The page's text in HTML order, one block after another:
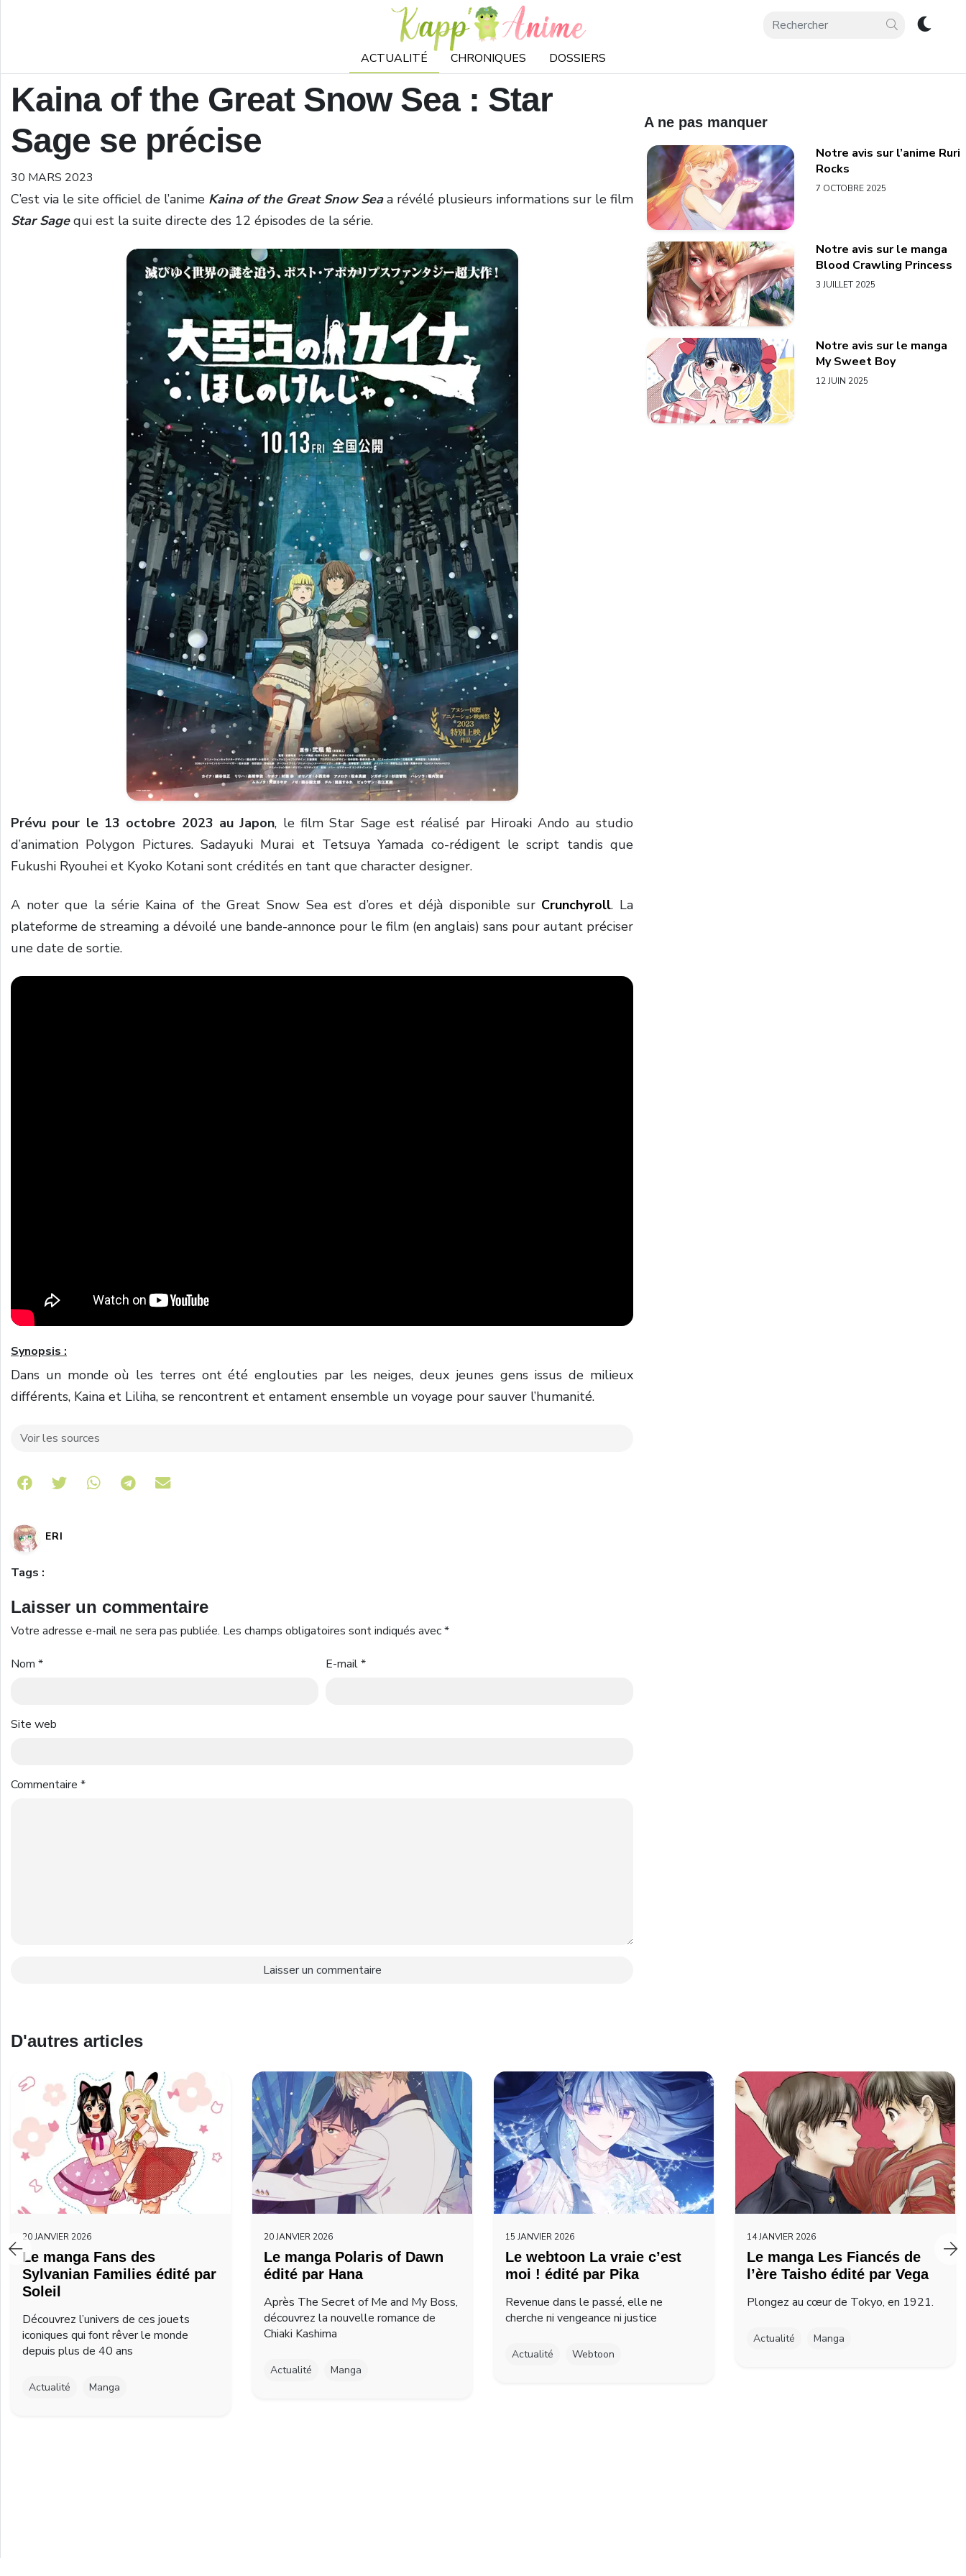
ACTUALITÉ CHRONIQUES DOSSIERS
Kaina of the Great Snow Sea : Star
Sage se précise
30 MARS 2023
C’est via le site officiel de l’anime Kaina of the Great Snow Sea a révélé plusieurs informations sur le film
Star Sage qui est la suite directe des 12 épisodes de la série.
Prévu pour le 13 octobre 2023 au Japon, le film Star Sage est réalisé par Hiroaki Ando au studio
d’animation Polygon Pictures. Sadayuki Murai et Tetsuya Yamada co-rédigent le script tandis que
Fukushi Ryouhei et Kyoko Kotani sont crédités en tant que character designer.
A noter que la série Kaina of the Great Snow Sea est d’ores et déjà disponible sur Crunchyroll. La
plateforme de streaming a dévoilé une bande-annonce pour le film (en anglais) sans pour autant préciser
une date de sortie.
Synopsis :
Dans un monde où les terres ont été englouties par les neiges, deux jeunes gens issus de milieux
différents, Kaina et Liliha, se rencontrent et entament ensemble un voyage pour sauver l’humanité.
Voir les sources
Share on Telegram
ERI
Tags :
Laisser un commentaire
Votre adresse e-mail ne sera pas publiée. Les champs obligatoires sont indiqués avec*
Nom * E-mail*
Site web
Commentaire *
A ne pas manquer
Notre avis sur l’anime Ruri
Rocks
7 OCTOBRE 2025
Notre avis sur le manga
Blood Crawling Princess
3 JUILLET 2025
Notre avis sur le manga
My Sweet Boy
12 JUIN 2025
D'autres articles
20 JANVIER 2026
Le manga Fans des
Sylvanian Families édité par
Soleil
Découvrez l’univers de ces jouets
iconiques qui font rêver le monde
depuis plus de 40 ans
Actualité Manga
20 JANVIER 2026
Le manga Polaris of Dawn
édité par Hana
Après The Secret of Me and My Boss,
découvrez la nouvelle romance de
Chiaki Kashima
Actualité Manga
15 JANVIER 2026
Le webtoon La vraie c’est
moi ! édité par Pika
Revenue dans le passé, elle ne
cherche ni vengeance ni justice
Actualité Webtoon
14 JANVIER 2026
Le manga Les Fiancés de
l’ère Taisho édité par Vega
Plongez au cœur de Tokyo, en 1921.
Actualité Manga